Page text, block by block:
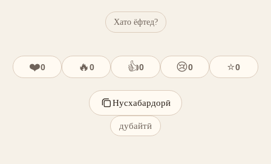
Хато ёфтед?
❤️0 🔥0 👍0 😢0 ⭐0
Нусхабардорӣ
дубайтӣ